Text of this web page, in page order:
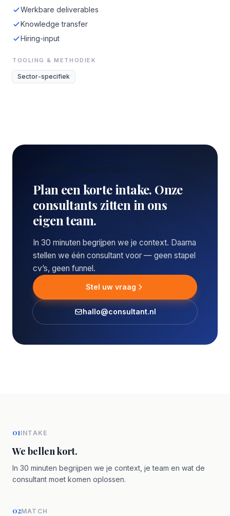
Werkbare deliverables
Knowledge transfer
Hiring-input
TOOLING & METHODIEK
Sector-specifiek
CONCREET VRAAGSTUK?
Plan een korte intake. Onze
consultants zitten in ons
eigen team.
In 30 minuten begrijpen we je context. Daarna
stellen we één consultant voor — geen stapel
cv’s, geen funnel.
Stel uw vraag
hallo@consultant.nl
01INTAKE
We bellen kort.
In 30 minuten begrijpen we je context, je team en wat de
consultant moet komen oplossen.
02MATCH